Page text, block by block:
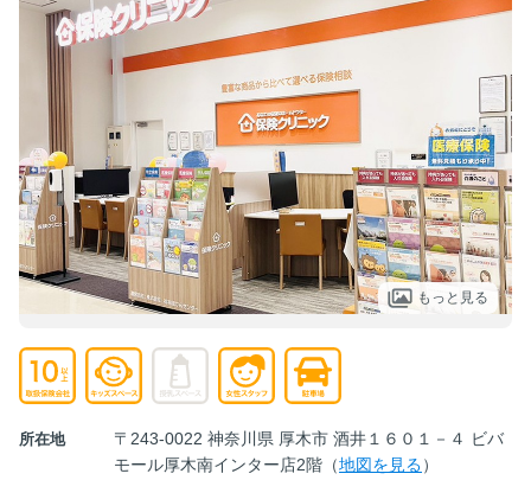
もっと見る
所在地
〒243-0022 神奈川県 厚木市 酒井１６０１－４ ビバ
モール厚木南インター店2階（地図を見る）